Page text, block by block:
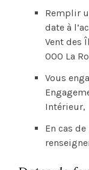
Remplir
date à
Vent des
000 La
Vous
Intérieur,
En cas